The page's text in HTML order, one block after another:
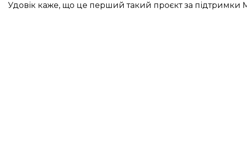
Удовік каже, що це перший такий проєкт за підтримки